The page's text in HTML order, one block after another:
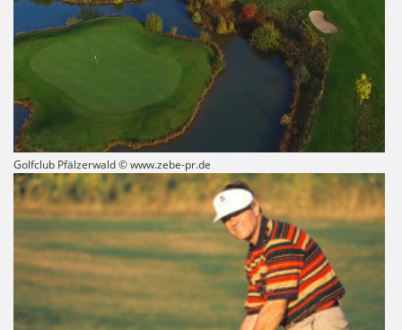
Golfclub Pfälzerwald © www.zebe-pr.de